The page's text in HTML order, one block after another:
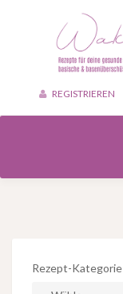
REGISTRIEREN
Rezept-Kategorie